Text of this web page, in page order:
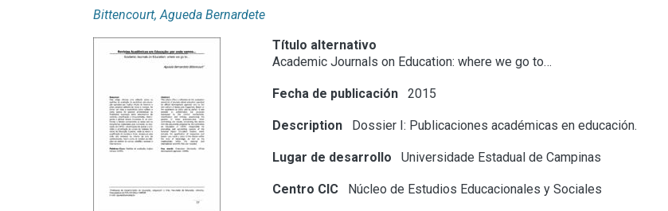
Bittencourt, Agueda Bernardete
Título alternativo
Academic Journals on Education: where we go to…
Fecha de publicación 2015
Description Dossier I: Publicaciones académicas en educación.
Lugar de desarrollo Universidade Estadual de Campinas
Centro CIC Núcleo de Estudios Educacionales y Sociales